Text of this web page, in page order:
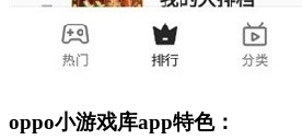
oppo小游戏库app特色：